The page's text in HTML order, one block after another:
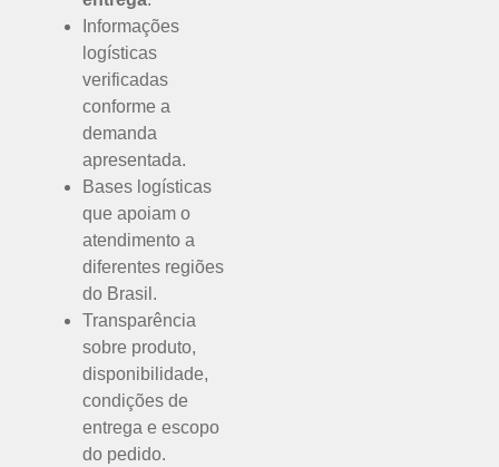
Informações
logísticas
verificadas
conforme a
demanda
apresentada.
Bases logísticas
que apoiam o
atendimento a
diferentes regiões
do Brasil.
Transparência
sobre produto,
disponibilidade,
condições de
entrega e escopo
do pedido.